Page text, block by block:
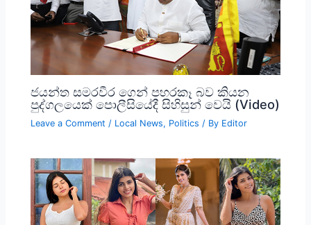
ජයන්ත සමරවීර ගෙන් පහරකෑ බව කියන
පුද්ගලයෙක් පොලීසියේදී සිහිසුන් වෙයි (Video)
Leave a Comment / Local News, Politics / By Editor